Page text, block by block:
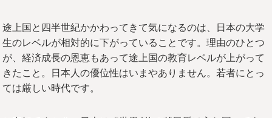
途上国と四半世紀かかわってきて気になるのは、日本の大学
生のレベルが相対的に下がっていることです。理由のひとつ
が、経済成長の恩恵もあって途上国の教育レベルが上がって
きたこと。日本人の優位性はいまやありません。若者にとっ
ては厳しい時代です。